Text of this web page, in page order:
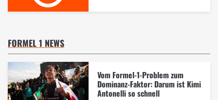
FORMEL 1 NEWS
Vom Formel-1-Problem zum
Dominanz-Faktor: Darum ist Kimi
Antonelli so schnell